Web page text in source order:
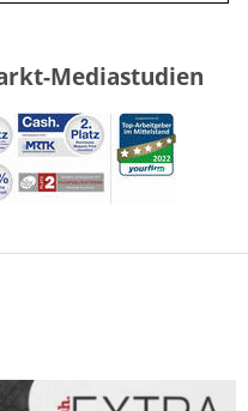
Mediastudien